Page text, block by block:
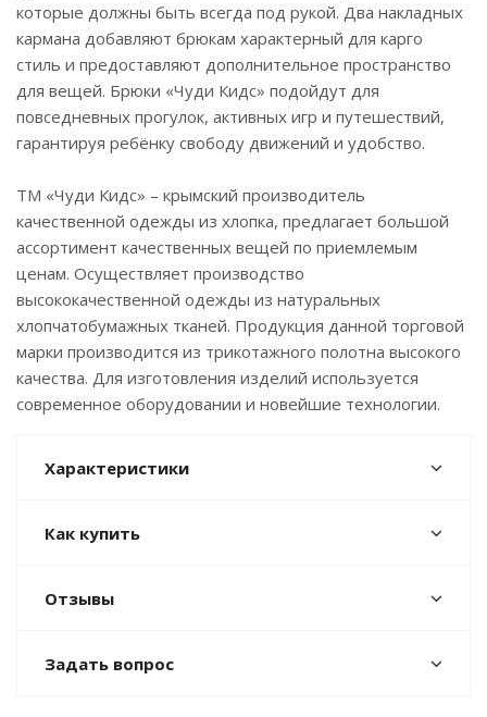
которые должны быть всегда под рукой. Два накладных
кармана добавляют брюкам характерный для карго
стиль и предоставляют дополнительное пространство
для вещей. Брюки «Чуди Кидс» подойдут для
повседневных прогулок, активных игр и путешествий,
гарантируя ребёнку свободу движений и удобство.
ТМ «Чуди Кидс» – крымский производитель
качественной одежды из хлопка, предлагает большой
ассортимент качественных вещей по приемлемым
ценам. Осуществляет производство
высококачественной одежды из натуральных
хлопчатобумажных тканей. Продукция данной торговой
марки производится из трикотажного полотна высокого
качества. Для изготовления изделий используется
современное оборудовании и новейшие технологии.
Характеристики
Как купить
Отзывы
Задать вопрос